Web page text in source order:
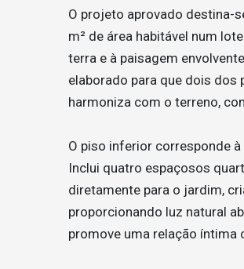
O projeto aprovado destina-
m² de área habitável num
terra e à paisagem
elaborado para que dois
harmoniza com o terreno,
O piso inferior corresponde
Inclui quatro espaçosos
diretamente para o jardim,
proporcionando luz natural
promove uma relação íntima